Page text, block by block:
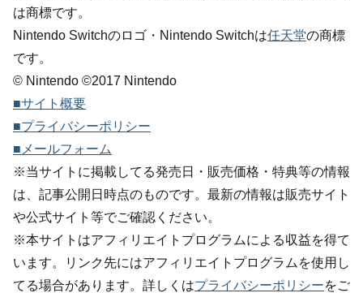
は商標です。
Nintendo Switchのロゴ・Nintendo Switchは任天堂の商標
です。
© Nintendo ©2017 Nintendo
■サイト概要
■プライバシーポリシー
■メールフォーム
※当サイトに掲載してる発売日・販売価格・特典等の情報
は、記事公開日時点のものです。最新の情報は販売サイト
や公式サイト等でご確認ください。
※本サイトはアフィリエイトプログラムによる収益を得て
います。リンク先にはアフィリエイトプログラムを使用し
てる場合があります。詳しくはプライバシーポリシーをご